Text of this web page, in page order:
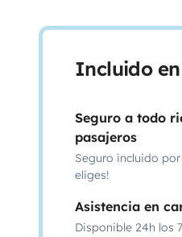
Incluido
Seguro a todo
pasajeros
Seguro incluido
eliges!
Asistencia en
Disponible 24h los